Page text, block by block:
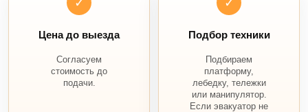
Цена до выезда
Согласуем
стоимость до
подачи.
Подбор техники
Подбираем
платформу,
лебедку, тележки
или манипулятор.
Если эвакуатор не